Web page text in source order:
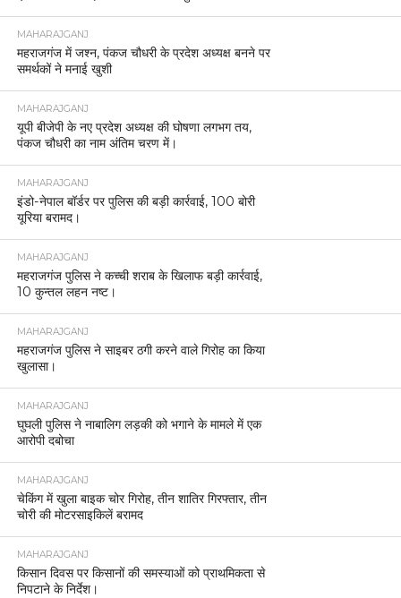
MAHARAJGANJ
महराजगंज में जश्न, पंकज चौधरी के प्रदेश अध्यक्ष बनने पर
समर्थकों ने मनाई खुशी
MAHARAJGANJ
यूपी बीजेपी के नए प्रदेश अध्यक्ष की घोषणा लगभग तय,
पंकज चौधरी का नाम अंतिम चरण में।
MAHARAJGANJ
इंडो-नेपाल बॉर्डर पर पुलिस की बड़ी कार्रवाई, 100 बोरी
यूरिया बरामद।
MAHARAJGANJ
महराजगंज पुलिस ने कच्ची शराब के खिलाफ बड़ी कार्रवाई,
10 कुन्तल लहन नष्ट।
MAHARAJGANJ
महराजगंज पुलिस ने साइबर ठगी करने वाले गिरोह का किया
खुलासा।
MAHARAJGANJ
घुघली पुलिस ने नाबालिग लड़की को भगाने के मामले में एक
आरोपी दबोचा
MAHARAJGANJ
चेकिंग में खुला बाइक चोर गिरोह, तीन शातिर गिरफ्तार, तीन
चोरी की मोटरसाइकिलें बरामद
MAHARAJGANJ
किसान दिवस पर किसानों की समस्याओं को प्राथमिकता से
निपटाने के निर्देश।